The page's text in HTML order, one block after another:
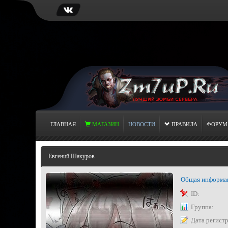
ГЛАВНАЯ МАГАЗИН НОВОСТИ ПРАВИЛА ФОРУМ
Евгений Шакуров
Общая
ID:
Группа:
Дата